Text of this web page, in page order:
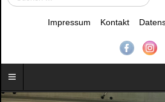
u
.
.
.
Impressum Kontakt